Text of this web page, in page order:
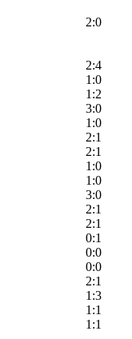
2:0
2:4
1:0
1:2
3:0
1:0
2:1
2:1
1:0
1:0
3:0
2:1
2:1
0:1
0:0
0:0
2:1
1:3
1:1
1:1